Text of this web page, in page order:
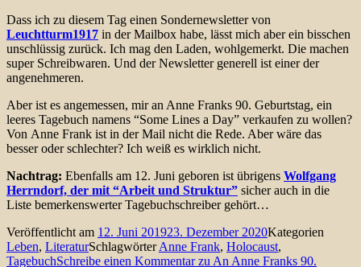
Dass ich zu diesem Tag einen Sondernewsletter von
Leuchtturm1917 in der Mailbox habe, lässt mich aber ein bisschen
unschlüssig zurück. Ich mag den Laden, wohlgemerkt. Die machen
super Schreibwaren. Und der Newsletter generell ist einer der
angenehmeren.
Aber ist es angemessen, mir an Anne Franks 90. Geburtstag, ein
leeres Tagebuch namens “Some Lines a Day” verkaufen zu wollen?
Von Anne Frank ist in der Mail nicht die Rede. Aber wäre das
besser oder schlechter? Ich weiß es wirklich nicht.
Nachtrag: Ebenfalls am 12. Juni geboren ist übrigens Wolfgang
Herrndorf, der mit “Arbeit und Struktur” sicher auch in die
Liste bemerkenswerter Tagebuchschreiber gehört…
Veröffentlicht am 12. Juni 201923. Dezember 2020Kategorien
Leben, LiteraturSchlagwörterAnne Frank, Holocaust,
TagebuchSchreibe einen Kommentarzu An Anne Franks 90.